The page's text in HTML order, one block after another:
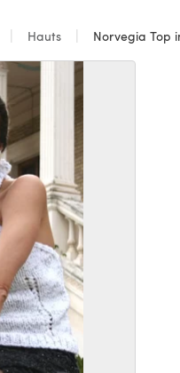
Hauts Norvegia Top